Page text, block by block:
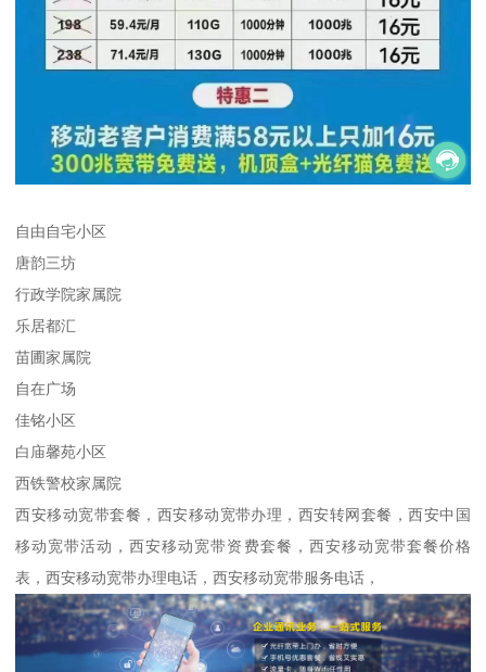
自由自宅小区
唐韵三坊
行政学院家属院
乐居都汇
苗圃家属院
自在广场
佳铭小区
白庙馨苑小区
西铁警校家属院
西安移动宽带套餐，西安移动宽带办理，西安转网套餐，西安中国
移动宽带活动，西安移动宽带资费套餐，西安移动宽带套餐价格
表，西安移动宽带办理电话，西安移动宽带服务电话，